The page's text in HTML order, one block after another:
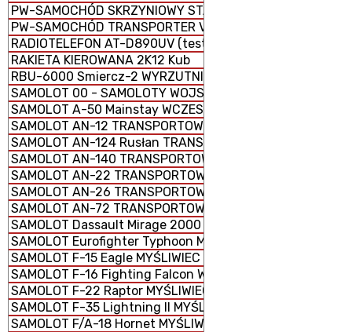
PW-SAMOCHÓD SKRZYNIOWY STAR 266 M2
PW-SAMOCHÓD TRANSPORTER VW T6
RADIOTELEFON AT-D890UV (testowa)
RAKIETA KIEROWANA 2K12 Kub
RBU-6000 Smiercz-2 WYRZUTNIA RAKIETOWYCH BOMB
SAMOLOT 00 - SAMOLOTY WOJSKOWE
SAMOLOT A-50 Mainstay WCZESNEGO WYKRYWANIA I
SAMOLOT AN-12 TRANSPORTOWY
SAMOLOT AN-124 Rusłan TRANSPORTOWY
SAMOLOT AN-140 TRANSPORTOWY KRÓTKIEGO ZASIĘGU
SAMOLOT AN-22 TRANSPORTOWY CIĘŻKI
SAMOLOT AN-26 TRANSPORTOWY LEKKI
SAMOLOT AN-72 TRANSPORTOWY LEKKI
SAMOLOT Dassault Mirage 2000 MYŚLIWSKO-
SAMOLOT Eurofighter Typhoon MYŚLIWIEC
SAMOLOT F-15 Eagle MYŚLIWIEC PRZEWAGI POWIETRZNEJ
SAMOLOT F-16 Fighting Falcon WIELOZADANIOWY
SAMOLOT F-22 Raptor MYŚLIWIEC PRZEWAGI
SAMOLOT F-35 Lightning II MYŚLIWIEC WIELOZADANIOWY
SAMOLOT F/A-18 Hornet MYŚLIWIEC WIELOZADANIOWY